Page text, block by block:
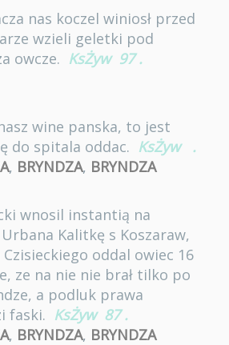
nas koczel winiosł przed
wzieli geletki pod
owcze. KsŻyw 97 .
wine panska, to jest
do spitala oddac. KsŻyw
.
, BRYNDZA, BRYNDZA
wnosil instantią na
Kalitkę s Koszaraw,
Czisieckiego oddal owiec 16
ze na nie nie brał tilko po
a podluk prawa
faski. KsŻyw 87 .
, BRYNDZA, BRYNDZA